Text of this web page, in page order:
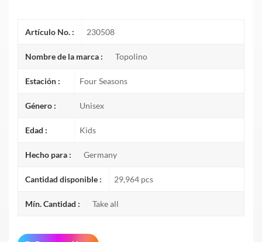
Artículo No. : 230508
Nombre de la marca : Topolino
Estación : Four Seasons
Género : Unisex
Edad : Kids
Hecho para : Germany
Cantidad disponible : 29,964 pcs
Mín. Cantidad : Take all